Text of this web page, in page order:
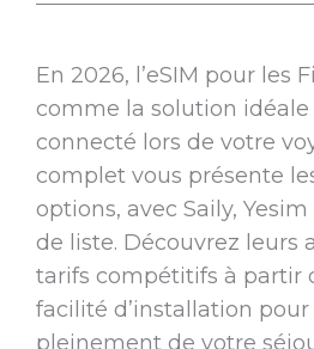
En 2026, l’eSIM pour les
comme la solution
connecté lors de votre
complet vous présente
options, avec Saily,
de liste. Découvrez leurs
tarifs compétitifs à partir
facilité d’installation
pleinement de votre